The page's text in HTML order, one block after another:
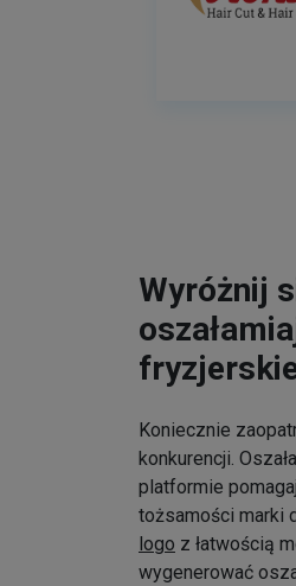
Wyróżnij
Koniecznie
konkurencji.
platformie
tożsamości marki
logo z łatwością
wygenerować